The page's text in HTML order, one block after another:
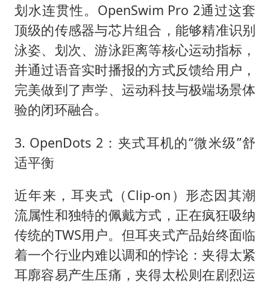
划水连贯性。OpenSwim Pro 2通过这套
顶级的传感器与芯片组合，能够精准识别
泳姿、划次、游泳距离等核心运动指标，
并通过语音实时播报的方式反馈给用户，
完美做到了声学、运动科技与极端场景体
验的闭环融合。
3. OpenDots 2：夹式耳机的“微米级”舒
适平衡
近年来，耳夹式（Clip-on）形态因其潮
流属性和独特的佩戴方式，正在疯狂吸纳
传统的TWS用户。但耳夹式产品始终面临
着一个行业内难以调和的悖论：夹得太紧
耳廓容易产生压痛，夹得太松则在剧烈运